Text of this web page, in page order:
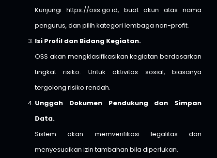
Kunjungi https://oss.go.id, buat akun atas nama
pengurus, dan pilih kategori lembaga non-profit.
Isi Profil dan Bidang Kegiatan.
OSS akan mengklasifikasikan kegiatan berdasarkan
tingkat risiko. Untuk aktivitas sosial, biasanya
tergolong risiko rendah.
Unggah Dokumen Pendukung dan Simpan
Data.
Sistem akan memverifikasi legalitas dan
menyesuaikan izin tambahan bila diperlukan.